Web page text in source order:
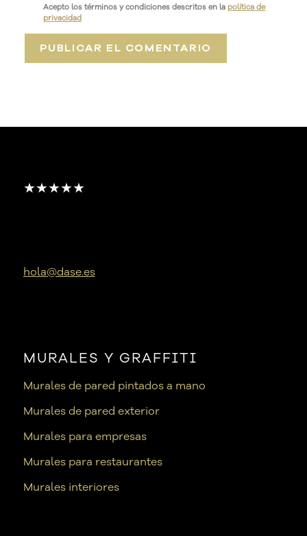
Acepto los términos y condiciones descritos en la política de
privacidad
★★★★★
hola@dase.es
MURALES Y GRAFFITI
Murales de pared pintados a mano
Murales de pared exterior
Murales para empresas
Murales para restaurantes
Murales interiores